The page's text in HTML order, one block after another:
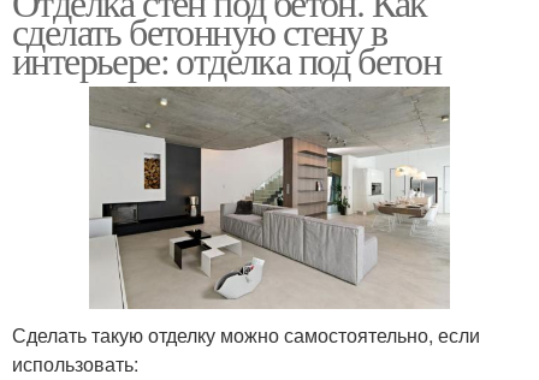
сделать бетонную стену в
интерьере: отделка под бетон
Сделать такую отделку можно самостоятельно, если
использовать: